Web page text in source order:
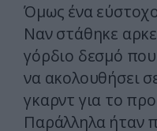
Όμως ένα
Ναν στάθηκε
γόρδιο δεσμό που
να ακολουθήσει
γκαρντ για το
Παράλληλα ήταν